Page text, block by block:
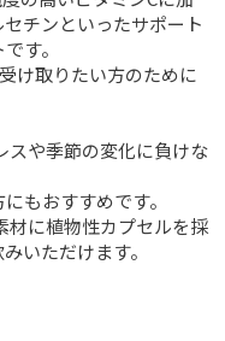
チンといったサポート
す。
け取りたい方のために
スや季節の変化に負けな
もおすすめです。
材に植物性カプセルを採
いただけます。